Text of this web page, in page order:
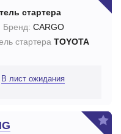
стартера
Бренд: CARGO
стартера TOYOTA
В лист ожидания